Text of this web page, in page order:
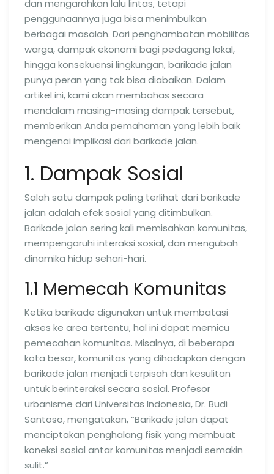
dan mengarahkan lalu lintas, tetapi
penggunaannya juga bisa menimbulkan
berbagai masalah. Dari penghambatan mobilitas
warga, dampak ekonomi bagi pedagang lokal,
hingga konsekuensi lingkungan, barikade jalan
punya peran yang tak bisa diabaikan. Dalam
artikel ini, kami akan membahas secara
mendalam masing-masing dampak tersebut,
memberikan Anda pemahaman yang lebih baik
mengenai implikasi dari barikade jalan.
1. Dampak Sosial
Salah satu dampak paling terlihat dari barikade
jalan adalah efek sosial yang ditimbulkan.
Barikade jalan sering kali memisahkan komunitas,
mempengaruhi interaksi sosial, dan mengubah
dinamika hidup sehari-hari.
1.1 Memecah Komunitas
Ketika barikade digunakan untuk membatasi
akses ke area tertentu, hal ini dapat memicu
pemecahan komunitas. Misalnya, di beberapa
kota besar, komunitas yang dihadapkan dengan
barikade jalan menjadi terpisah dan kesulitan
untuk berinteraksi secara sosial. Profesor
urbanisme dari Universitas Indonesia, Dr. Budi
Santoso, mengatakan, “Barikade jalan dapat
menciptakan penghalang fisik yang membuat
koneksi sosial antar komunitas menjadi semakin
sulit.”